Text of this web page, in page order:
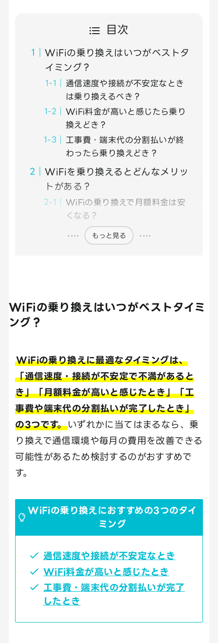
目次
WiFiの乗り換えはいつがベストタ
イミング？
通信速度や接続が不安定なとき
は乗り換えるべき？
WiFi料金が高いと感じたら乗り
換えどき？
工事費・端末代の分割払いが終
わったら乗り換えどき？
WiFiを乗り換えるとどんなメリッ
トがある？
WiFiの乗り換えで月額料金は安
くなる？
もっと見る
WiFiの乗り換えはいつがベストタイミ
ング？
WiFiの乗り換えに最適なタイミングは、
「通信速度・接続が不安定で不満があると
き」「月額料金が高いと感じたとき」「工
事費や端末代の分割払いが完了したとき」
の3つです。いずれかに当てはまるなら、乗
り換えで通信環境や毎月の費用を改善できる
可能性があるため検討するのがおすすめで
す。
WiFiの乗り換えにおすすめの3つのタイ
ミング
通信速度や接続が不安定なとき
WiFi料金が高いと感じたとき
工事費・端末代の分割払いが完了
したとき